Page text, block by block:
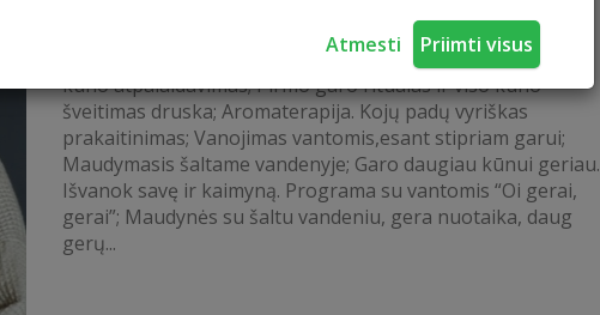
Atmesti Priimti visus
Pirties programa Vyrams: “Oi gerai, gerai”
Į programą įeina: Pirmas kūno prašildymas, šiluma, kvapai,
kūno atpalaidavimas; Pirmo garo ritualas ir viso kūno
šveitimas druska; Aromaterapija. Kojų padų vyriškas
prakaitinimas; Vanojimas vantomis,esant stipriam garui;
Maudymasis šaltame vandenyje; Garo daugiau kūnui geriau.
Išvanok savę ir kaimyną. Programa su vantomis “Oi gerai,
gerai”; Maudynės su šaltu vandeniu, gera nuotaika, daug
gerų...